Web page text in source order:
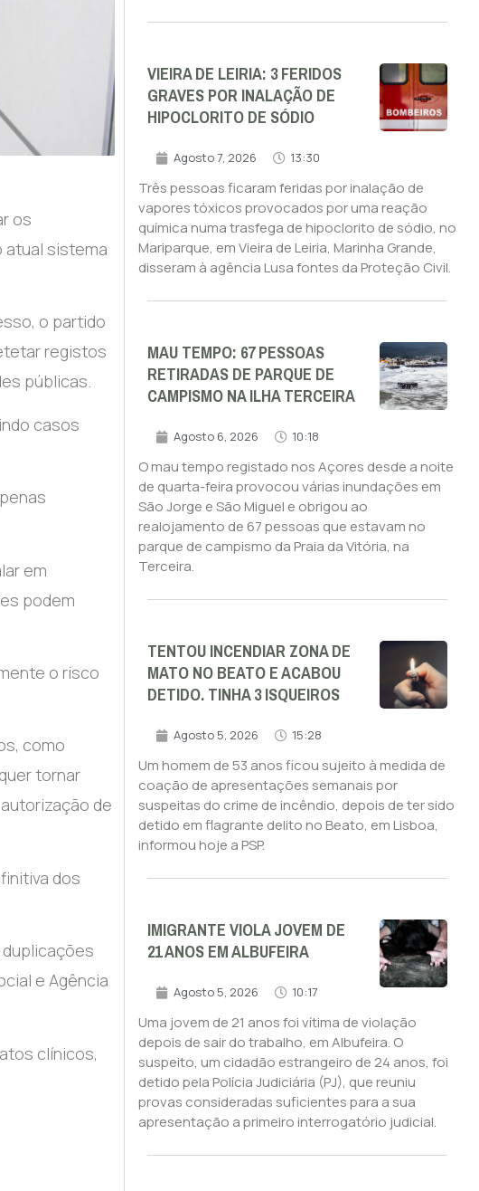
os
atual sistema
o partido
registos
públicas.
casos
em
podem
o risco
como
tornar
de
dos
e Agência
clínicos,
VIEIRA DE LEIRIA: 3 FERIDOS
GRAVES POR INALAÇÃO DE
HIPOCLORITO DE SÓDIO
Agosto 7, 2026 13:30
Três pessoas ficaram feridas por inalação de
vapores tóxicos provocados por uma reação
química numa trasfega de hipoclorito de sódio, no
Mariparque, em Vieira de Leiria, Marinha Grande,
disseram à agência Lusa fontes da Proteção Civil.
MAU TEMPO: 67 PESSOAS
RETIRADAS DE PARQUE DE
CAMPISMO NA ILHA TERCEIRA
Agosto 6, 2026 10:18
O mau tempo registado nos Açores desde a noite
de quarta-feira provocou várias inundações em
São Jorge e São Miguel e obrigou ao
realojamento de 67 pessoas que estavam no
parque de campismo da Praia da Vitória, na
Terceira.
TENTOU INCENDIAR ZONA DE
MATO NO BEATO E ACABOU
DETIDO. TINHA 3 ISQUEIROS
Agosto 5, 2026 15:28
Um homem de 53 anos ficou sujeito à medida de
coação de apresentações semanais por
suspeitas do crime de incêndio, depois de ter sido
detido em flagrante delito no Beato, em Lisboa,
informou hoje a PSP.
IMIGRANTE VIOLA JOVEM DE
21 ANOS EM ALBUFEIRA
Agosto 5, 2026 10:17
Uma jovem de 21 anos foi vítima de violação
depois de sair do trabalho, em Albufeira. O
suspeito, um cidadão estrangeiro de 24 anos, foi
detido pela Polícia Judiciária (PJ), que reuniu
provas consideradas suficientes para a sua
apresentação a primeiro interrogatório judicial.